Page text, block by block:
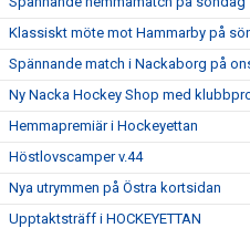
Klassiskt möte mot Hammarby på
Spännande match i Nackaborg på
Ny Nacka Hockey Shop med
Hemmapremiär i Hockeyettan
Höstlovscamper v.44
Nya utrymmen på Östra kortsidan
Upptaktsträff i HOCKEYETTAN